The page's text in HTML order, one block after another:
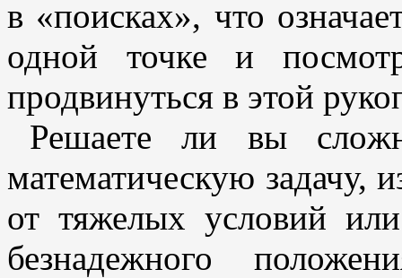
в «поисках», что
одной точке и
продвинуться в этой
Решаете ли вы
математическую задачу,
от тяжелых условий
безнадежного